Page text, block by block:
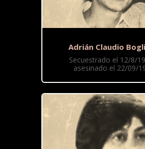
Adrián Claudio
Secuestrado el 12/8/
asesinado el 22/09/